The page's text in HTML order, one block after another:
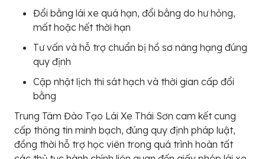
Đổi bằng lái xe quá hạn, đổi bằng do hư hỏng,
mất hoặc hết thời hạn
Tư vấn và hỗ trợ chuẩn bị hồ sơ nâng hạng đúng
quy định
Cập nhật lịch thi sát hạch và thời gian cấp đổi
bằng
Trung Tâm Đào Tạo Lái Xe Thái Sơn cam kết cung
cấp thông tin minh bạch, đúng quy định pháp luật,
đồng thời hỗ trợ học viên trong quá trình hoàn tất